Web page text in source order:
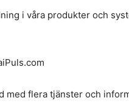
i våra produkter och
med flera tjänster och